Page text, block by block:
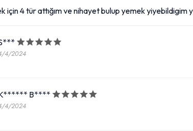
için 4 tür attığım ve nihayet bulup yemek yiyebildigim
4/2024
B****
4/2024